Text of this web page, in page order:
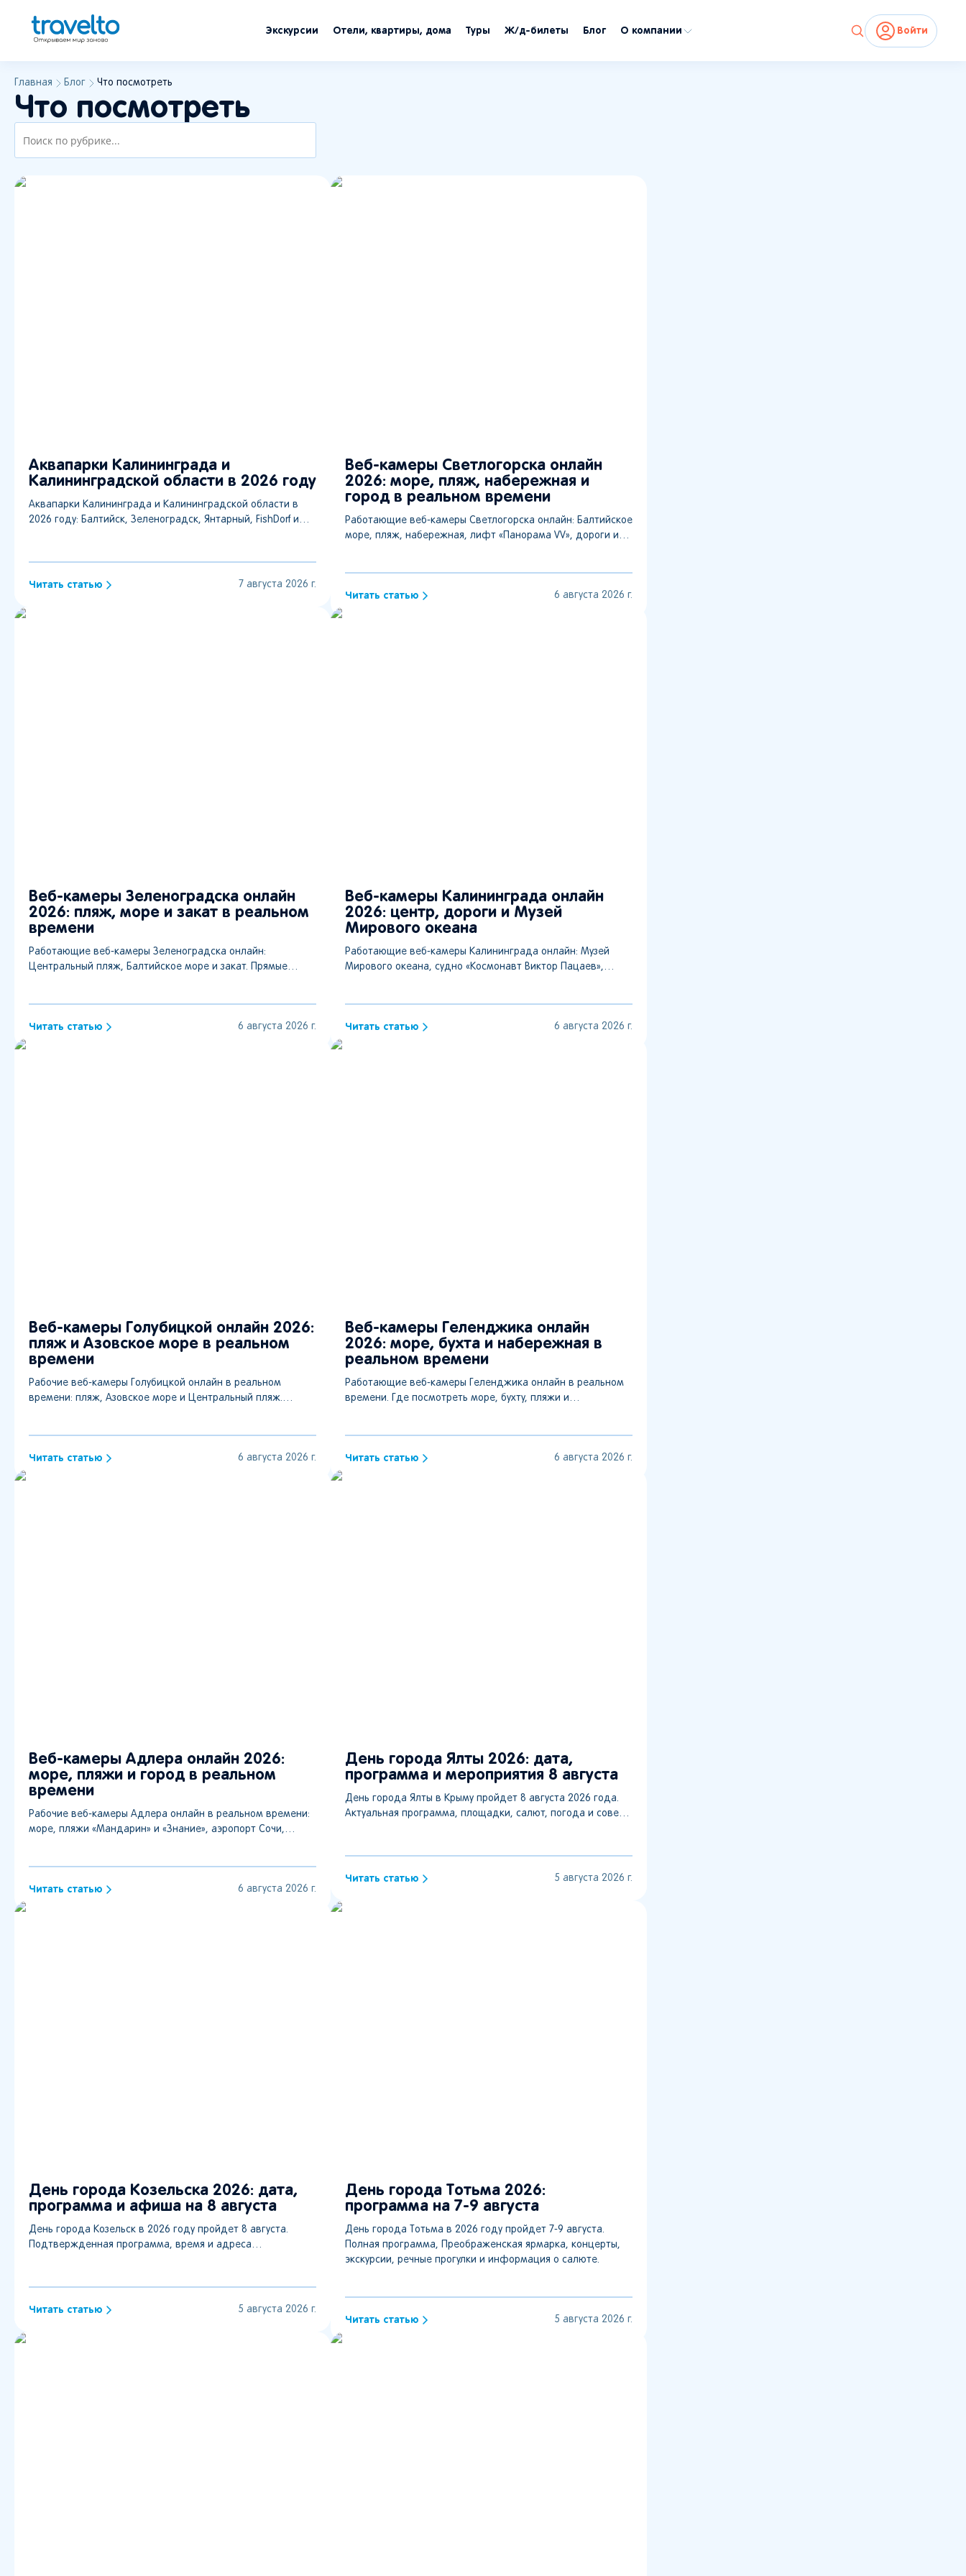
Экскурсии Отели, квартиры, дома Туры Ж/д-билеты Блог О компании Войти
Главная Блог Что посмотреть
Что посмотреть
Аквапарки Калининграда и
Калининградской области в 2026 году
Аквапарки Калининграда и Калининградской области в
2026 году: Балтийск, Зеленоградск, Янтарный, FishDorf и
Читать статью 7 августа 2026 г.
Веб-камеры Светлогорска онлайн
2026: море, пляж, набережная и
город в реальном времени
Работающие веб-камеры Светлогорска онлайн: Балтийское
море, пляж, набережная, лифт «Панорама VV», дороги и
Читать статью 6 августа 2026 г.
Веб-камеры Зеленоградска онлайн
2026: пляж, море и закат в реальном
времени
Работающие веб-камеры Зеленоградска онлайн:
Центральный пляж, Балтийское море и закат. Прямые
Читать статью 6 августа 2026 г.
Веб-камеры Калининграда онлайн
2026: центр, дороги и Музей
Мирового океана
Работающие веб-камеры Калининграда онлайн: Музей
Мирового океана, судно «Космонавт Виктор Пацаев»,
Читать статью 6 августа 2026 г.
Веб-камеры Голубицкой онлайн 2026:
пляж и Азовское море в реальном
времени
Рабочие веб-камеры Голубицкой онлайн в реальном
времени: пляж, Азовское море и Центральный пляж.
Читать статью 6 августа 2026 г.
Веб-камеры Геленджика онлайн
2026: море, бухта и набережная в
реальном времени
Работающие веб-камеры Геленджика онлайн в реальном
времени. Где посмотреть море, бухту, пляжи и
Читать статью 6 августа 2026 г.
Веб-камеры Адлера онлайн 2026:
море, пляжи и город в реальном
времени
Рабочие веб-камеры Адлера онлайн в реальном времени:
море, пляжи «Мандарин» и «Знание», аэропорт Сочи,
Читать статью 6 августа 2026 г.
День города Ялты 2026: дата,
программа и мероприятия 8 августа
День города Ялты в Крыму пройдет 8 августа 2026 года.
Актуальная программа, площадки, салют, погода и советы
Читать статью 5 августа 2026 г.
День города Козельска 2026: дата,
программа и афиша на 8 августа
День города Козельск в 2026 году пройдет 8 августа.
Подтвержденная программа, время и адреса
Читать статью 5 августа 2026 г.
День города Тотьма 2026:
программа на 7-9 августа
День города Тотьма в 2026 году пройдет 7-9 августа.
Полная программа, Преображенская ярмарка, концерты,
экскурсии, речные прогулки и информация о салюте.
Читать статью 5 августа 2026 г.